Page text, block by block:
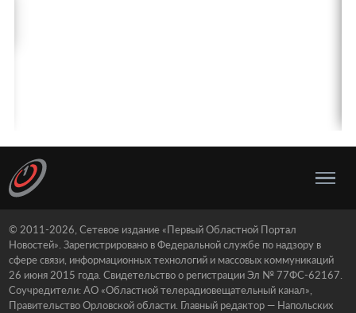
© 2011-2026, Сетевое издание «Первый Областной Портал
Новостей». Зарегистрировано в Федеральной службе по надзору в
сфере связи, информационных технологий и массовых коммуникаций
26 июня 2015 года. Свидетельство о регистрации Эл № 77ФС-62167.
Соучредители: АО «Областной телерадиовещательный канал»,
Правительство Орловской области. Главный редактор — Напольских